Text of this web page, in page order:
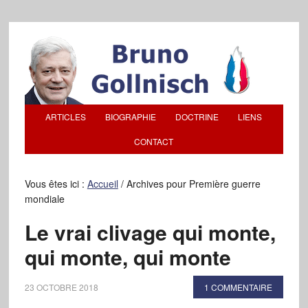
ARTICLES BIOGRAPHIE DOCTRINE LIENS
CONTACT
Vous êtes ici : Accueil /Archives pour Première guerre
mondiale
Le vrai clivage qui monte,
qui monte, qui monte
23 OCTOBRE 2018 1 COMMENTAIRE